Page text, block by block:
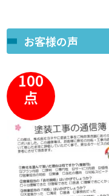
お客様の声
100
点